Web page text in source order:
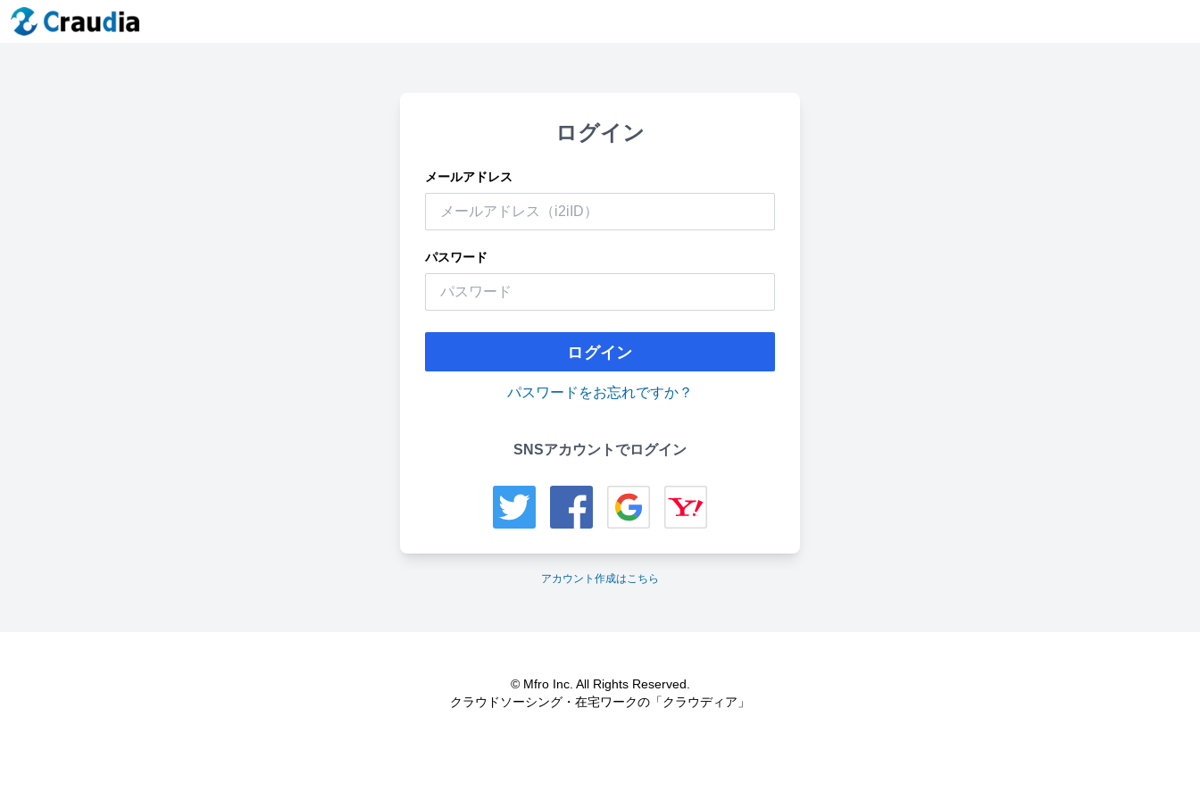
ログイン
メールアドレス
パスワード
ログイン
パスワードをお忘れですか？
SNSアカウントでログイン
アカウント作成はこちら
© Mfro Inc. All Rights Reserved.
クラウドソーシング・在宅ワークの「クラウディア」